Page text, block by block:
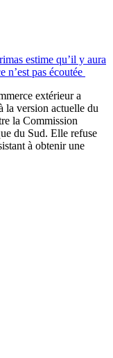
estime qu’il y aura
n’est pas écoutée
extérieur a
la version actuelle du
la Commission
du Sud. Elle refuse
à obtenir une